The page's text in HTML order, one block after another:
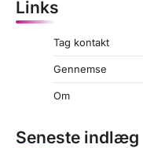
Links
Tag kontakt
Gennemse
Om
Seneste indlæg